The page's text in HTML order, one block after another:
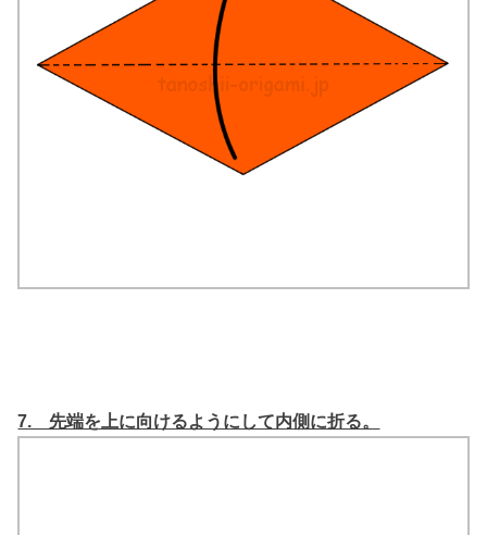
7. 先端を上に向けるようにして内側に折る。